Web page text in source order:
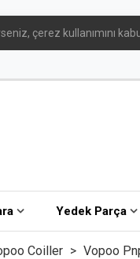
çerez kullanımını
Yedek Parça
Coiller > Vopoo